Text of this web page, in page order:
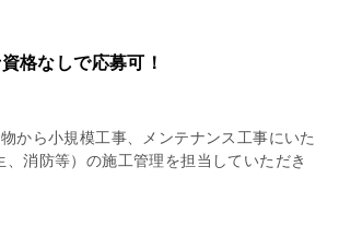
格なしで応募可！
から小規模工事、メンテナンス工事にいた
消防等）の施工管理を担当していただき